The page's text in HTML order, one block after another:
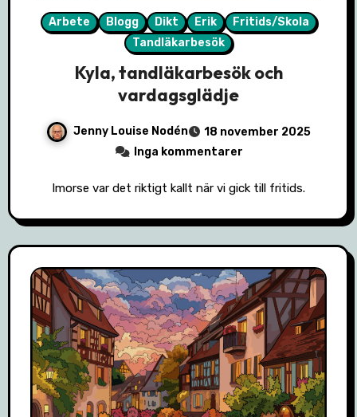
Arbete Blogg Dikt Erik
Fritids/Skola
Tandläkarbesök
Kyla, tandläkarbesök och
vardagsglädje
Jenny Louise Nodén
18 november 2025
Inga kommentarer
Imorse var det riktigt kallt när vi gick till fritids.